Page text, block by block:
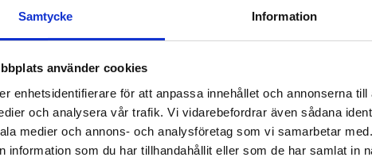
Samtycke Information
använder cookies
enhetsidentifierare för att anpassa innehållet och annonserna
och analysera vår trafik. Vi vidarebefordrar även sådana
medier och annons- och analysföretag som vi samarbetar
information som du har tillhandahållit eller som de har samlat in
Konstnärer Membir Hamilton och Lehmus Murtomaa
på plats.Arbetet sker dagligen åtminstone mellan kl. 12-16,
och SKR, Uudenmaan rahasto.